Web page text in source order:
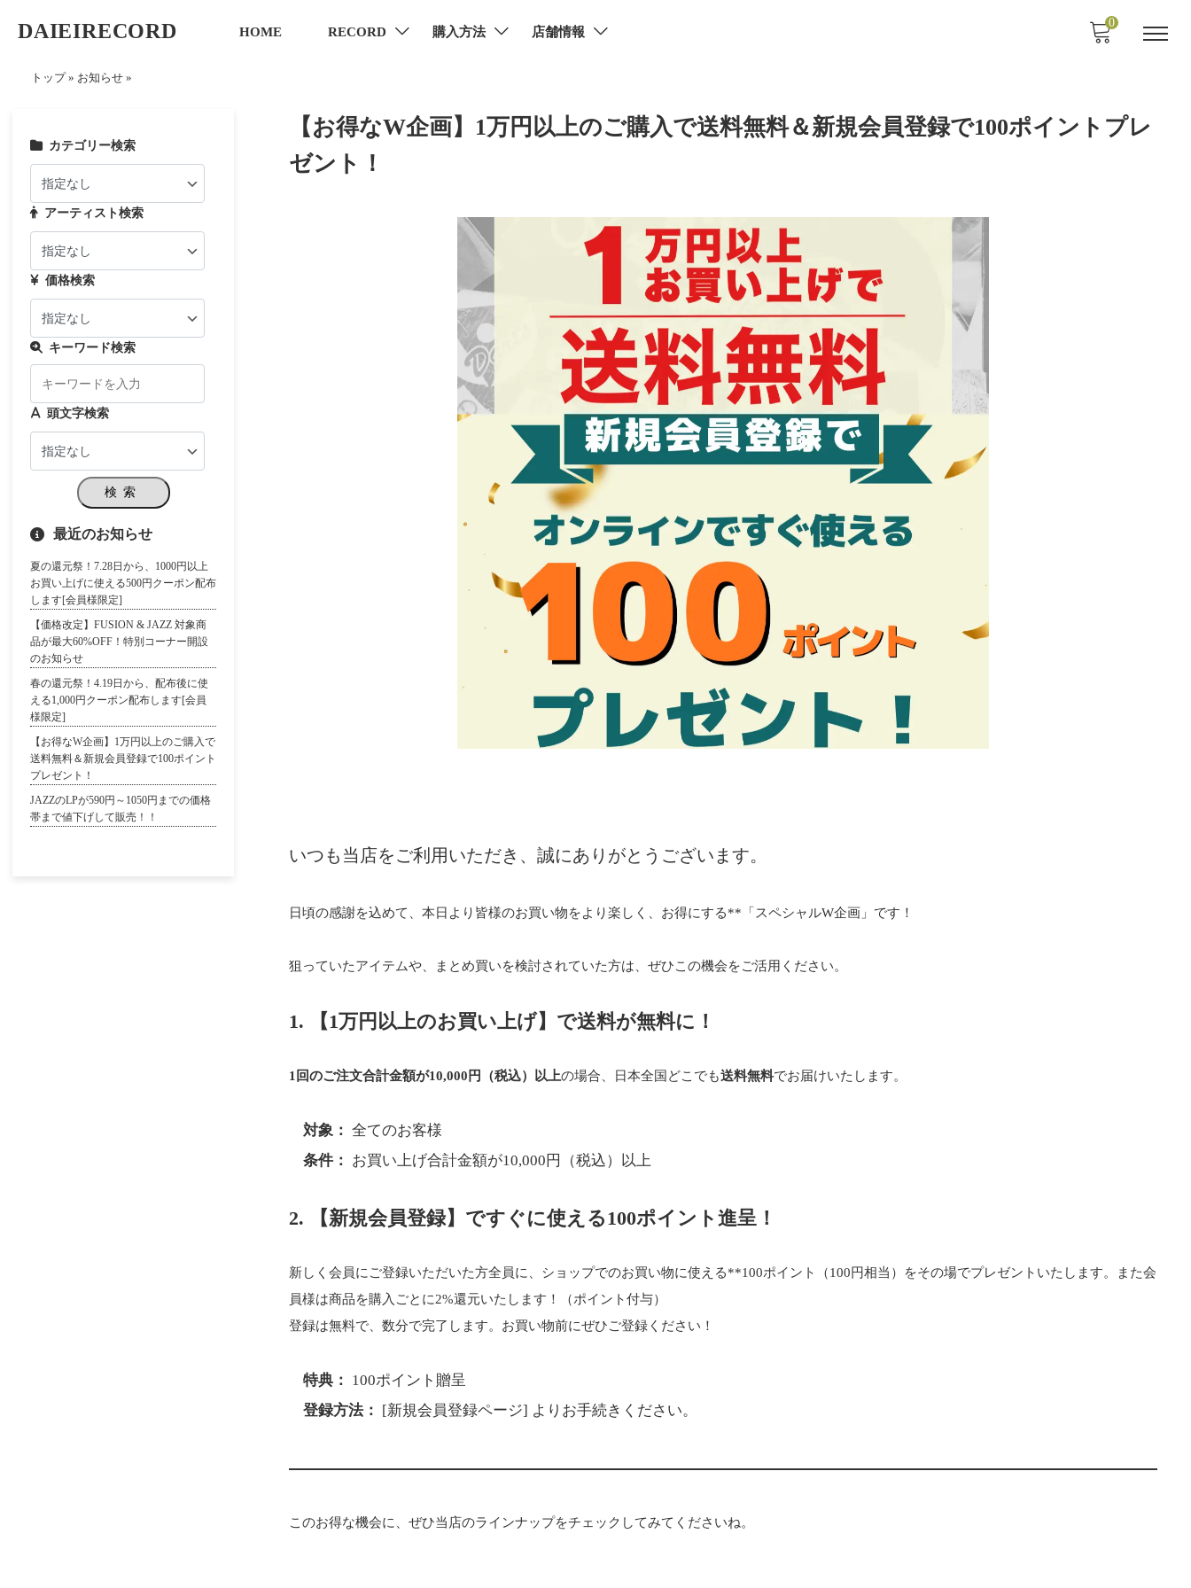
DAIEIRECORD HOME RECORD 購入方法 店舗情報
0
トップ » お知らせ »
【お得なW企画】1万円以上のご購入で送料無料＆新規会員登録で100ポイントプレ
ゼント！
いつも当店をご利用いただき、誠にありがとうございます。
日頃の感謝を込めて、本日より皆様のお買い物をより楽しく、お得にする**「スペシャルW企画」です！
狙っていたアイテムや、まとめ買いを検討されていた方は、ぜひこの機会をご活用ください。
1. 【1万円以上のお買い上げ】で送料が無料に！
1回のご注文合計金額が10,000円（税込）以上の場合、日本全国どこでも送料無料でお届けいたします。
対象： 全てのお客様
条件： お買い上げ合計金額が10,000円（税込）以上
2. 【新規会員登録】ですぐに使える100ポイント進呈！
新しく会員にご登録いただいた方全員に、ショップでのお買い物に使える**100ポイント（100円相当）をその場でプレゼントいたします。また会
員様は商品を購入ごとに2%還元いたします！（ポイント付与）
登録は無料で、数分で完了します。お買い物前にぜひご登録ください！
特典： 100ポイント贈呈
登録方法： [新規会員登録ページ] よりお手続きください。
このお得な機会に、ぜひ当店のラインナップをチェックしてみてくださいね。
カテゴリー検索
アーティスト検索
価格検索
キーワード検索
頭文字検索
検索
最近のお知らせ
夏の還元祭！7.28日から、1000円以上
お買い上げに使える500円クーポン配布
します[会員様限定]
【価格改定】FUSION & JAZZ 対象商
品が最大60%OFF！特別コーナー開設
のお知らせ
春の還元祭！4.19日から、配布後に使
える1,000円クーポン配布します[会員
様限定]
【お得なW企画】1万円以上のご購入で
送料無料＆新規会員登録で100ポイント
プレゼント！
JAZZのLPが590円～1050円までの価格
帯まで値下げして販売！！